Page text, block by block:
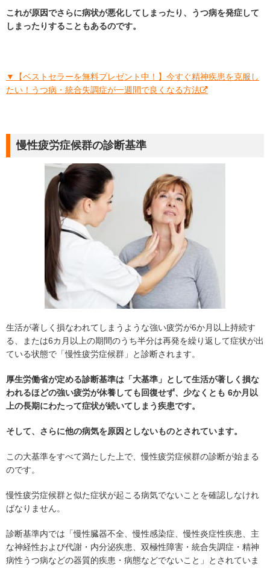
これが原因でさらに病状が悪化してしまったり、うつ病を発症して
しまったりすることもあるのです。
▼【ベストセラーを無料プレゼント中！】今すぐ精神疾患を克服し
たい！うつ病・統合失調症が一週間で良くなる方法
慢性疲労症候群の診断基準
生活が著しく損なわれてしまうような強い疲労が6か月以上持続す
る、または6カ月以上の期間のうち半分は再発を繰り返して症状が出
ている状態で「慢性疲労症候群」と診断されます。
厚生労働省が定める診断基準は「大基準」として生活が著しく損な
われるほどの強い疲労が休養しても回復せず、少なくとも 6か月以
上の長期にわたって症状が続いてしまう疾患です。
そして、さらに他の病気を原因としないものとされています。
この大基準をすべて満たした上で、慢性疲労症候群の診断が始まる
のです。
慢性疲労症候群と似た症状が起こる病気でないことを確認しなけれ
ばなりません。
診断基準内では「慢性臓器不全、慢性感染症、慢性炎症性疾患、主
な神経性および代謝・内分泌疾患、双極性障害・統合失調症・精神
病性うつ病などの器質的疾患・病態などでないこと」とされていま